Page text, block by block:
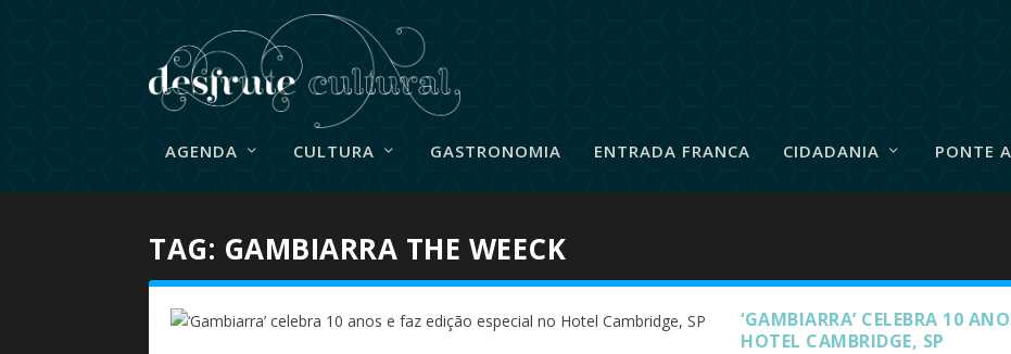
AGENDA CULTURA GASTRONOMIA ENTRADA FRANCA CIDADANIA PONTE
TAG: GAMBIARRA THE WEECK
‘GAMBIARRA’ CELEBRA 10
HOTEL CAMBRIDGE, SP